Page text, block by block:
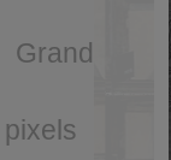
pixels